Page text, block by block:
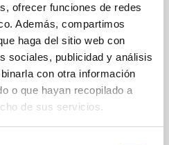
ofrecer funciones de redes
Además, compartimos
haga del sitio web con
sociales, publicidad y análisis
con otra información
o que hayan recopilado a
de sus servicios.
Pinar es desde 1.997 el
en La